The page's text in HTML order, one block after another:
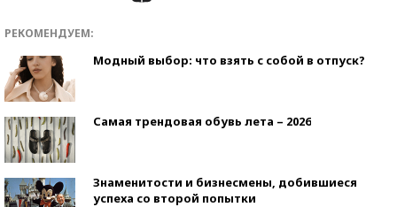
РЕКОМЕНДУЕМ:
Модный выбор: что взять с собой в отпуск?
Самая трендовая обувь лета – 2026
Знаменитости и бизнесмены, добившиеся
успеха со второй попытки